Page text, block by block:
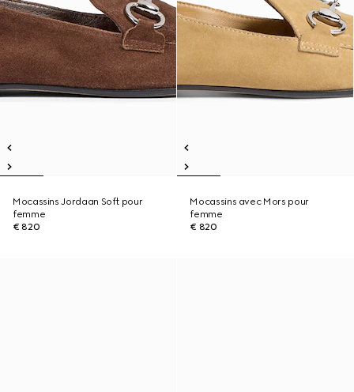
Mocassins Jordaan Soft pour
femme
€ 820
Mocassins avec Mors pour
femme
€ 820